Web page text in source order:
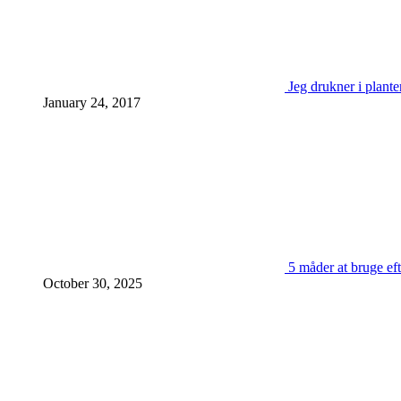
Jeg drukner i
January 24, 2017
5 måder at bruge
October 30, 2025